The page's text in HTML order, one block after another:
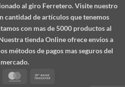
al giro Ferretero. Visite nuestro
cantidad de artículos que tenemos
con mas de 5000 productos al
tienda Online ofrece envíos a
métodos de pagos mas seguros del
mercado.
Visa
MasterCard